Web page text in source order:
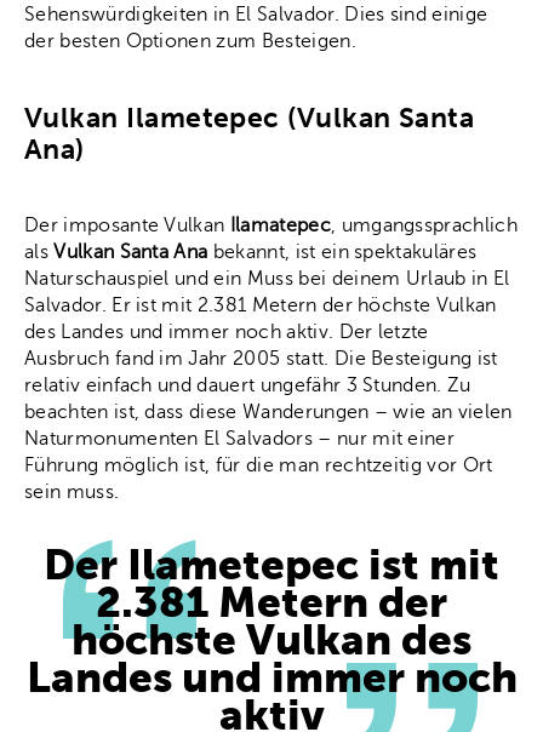
Sehenswürdigkeiten in El Salvador. Dies sind einige
der besten Optionen zum Besteigen.
Vulkan Ilametepec (Vulkan Santa
Ana)
Der imposante Vulkan Ilamatepec, umgangssprachlich
alsVulkan Santa Ana bekannt, ist ein spektakuläres
Naturschauspiel und ein Muss bei deinem Urlaub in El
Salvador. Er ist mit 2.381 Metern der höchste Vulkan
des Landes und immer noch aktiv. Der letzte
Ausbruch fand im Jahr 2005 statt. Die Besteigung ist
relativ einfach und dauert ungefähr 3 Stunden. Zu
beachten ist, dass diese Wanderungen – wie an vielen
Naturmonumenten El Salvadors – nur mit einer
Führung möglich ist, für die man rechtzeitig vor Ort
sein muss.
Der Ilametepec ist mit
2.381 Metern der
höchste Vulkan des
Landes und immer noch
aktiv